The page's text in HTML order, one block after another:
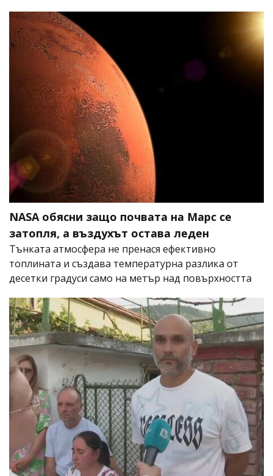
NASA обясни защо почвата на Марс се
затопля, а въздухът остава леден
Тънката атмосфера не пренася ефективно
топлината и създава температурна разлика от
десетки градуси само на метър над повърхността